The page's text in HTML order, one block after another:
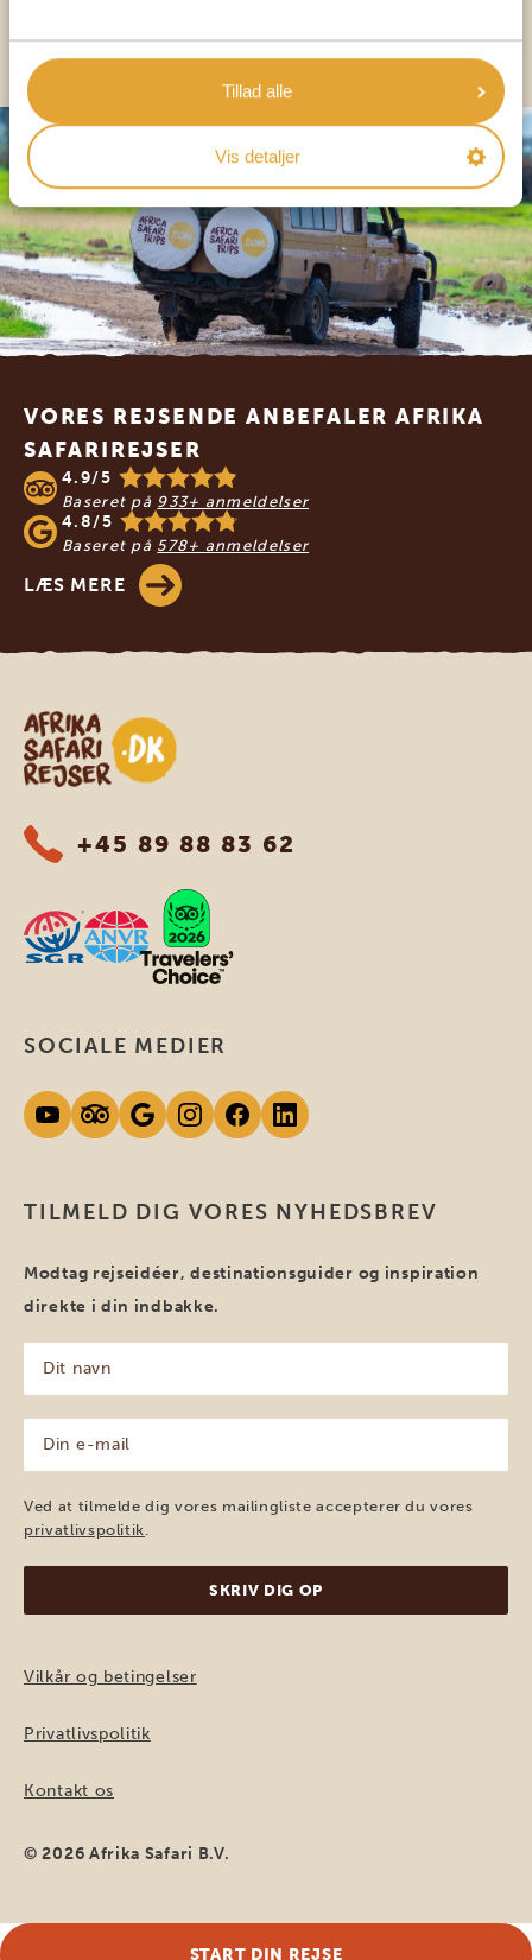
Tillad alle
Vis detaljer
KONTAKT OS
Footer
VORES REJSENDE ANBEFALER AFRIKA
SAFARIREJSER
4.9/5
Baseret på 933+ anmeldelser
4.8/5
Baseret på 578+ anmeldelser
LÆS MERE
Safari-rejser i Afrika
+45 89 88 83 62
TILMELD DIG VORES NYHEDSBREV
Modtag rejseidéer, destinationsguider og inspiration
direkte i din indbakke.
navn
(Påkrævet)
mail
(Påkrævet)
Ved at tilmelde dig vores mailingliste accepterer du vores
privatlivspolitik
SOCIALE MEDIER
Vilkår og betingelser
Privatlivspolitik
Kontakt os
© 2026 Afrika Safari B.V.
START DIN REJSE